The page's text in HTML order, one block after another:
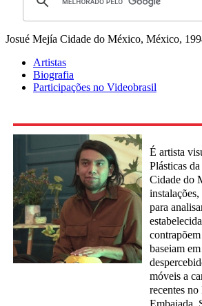
Josué Mejía Cidade do México, México,
Artistas
Biografia
Participações no Videobrasil
É artista
Plásticas
Cidade do
para
baseiam
móveis a
recentes